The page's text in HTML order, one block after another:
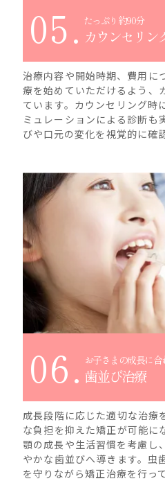
05. たっぷり約90分
カウンセリン
治療内容や開始時期、費用に
療を始めていただけるよう、
ています。カウンセリング時
ミュレーションによる診断も
びや口元の変化を視覚的に確
06. お子さまの成長に合
歯並び治療
成長段階に応じた適切な治療
な負担を抑えた矯正が可能に
顎の成長や生活習慣を考慮し
やかな歯並びへ導きます。虫
を守りながら矯正治療を行っ